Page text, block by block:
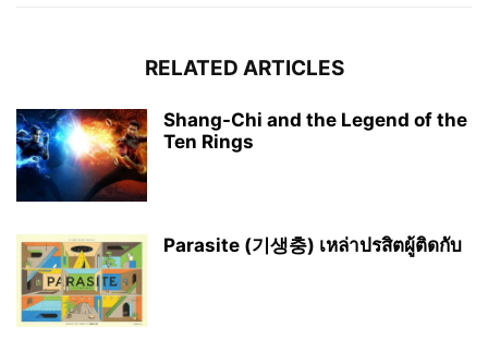
RELATED ARTICLES
Shang-Chi and the Legend of the
Ten Rings
Parasite (기생충) เหล่าปรสิตผู้ติดกับ